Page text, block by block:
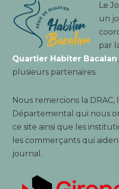
Le
un
par
Quartier Habiter Bacalan
plusieurs partenaires.
Nous remercions la DRAC,
Départemental qui nous
ce site ainsi que les
les commerçants qui
journal.